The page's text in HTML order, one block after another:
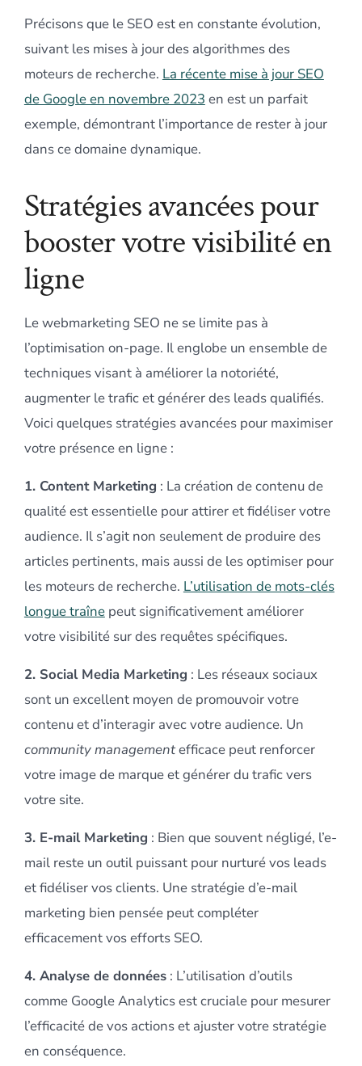
Précisons que le SEO est en constante évolution,
suivant les mises à jour des algorithmes des
moteurs de recherche. La récente mise à jour SEO
de Google en novembre 2023 en est un parfait
exemple, démontrant l’importance de rester à jour
dans ce domaine dynamique.
Stratégies avancées pour
booster votre visibilité en
ligne
Le webmarketing SEO ne se limite pas à
l’optimisation on-page. Il englobe un ensemble de
techniques visant à améliorer la notoriété,
augmenter le trafic et générer des leads qualifiés.
Voici quelques stratégies avancées pour maximiser
votre présence en ligne :
1. Content Marketing : La création de contenu de
qualité est essentielle pour attirer et fidéliser votre
audience. Il s’agit non seulement de produire des
articles pertinents, mais aussi de les optimiser pour
les moteurs de recherche. L’utilisation de mots-clés
longue traînepeut significativement améliorer
votre visibilité sur des requêtes spécifiques.
2. Social Media Marketing : Les réseaux sociaux
sont un excellent moyen de promouvoir votre
contenu et d’interagir avec votre audience. Un
community managementefficace peut renforcer
votre image de marque et générer du trafic vers
votre site.
3. E-mail Marketing : Bien que souvent négligé, l’e-
mail reste un outil puissant pour nurturé vos leads
et fidéliser vos clients. Une stratégie d’e-mail
marketing bien pensée peut compléter
efficacement vos efforts SEO.
4. Analyse de données: L’utilisation d’outils
comme Google Analytics est cruciale pour mesurer
l’efficacité de vos actions et ajuster votre stratégie
en conséquence.